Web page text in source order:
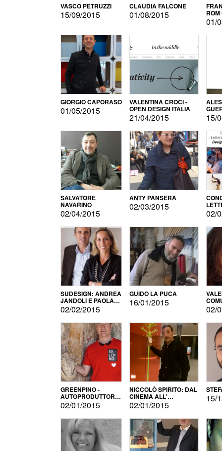
VASCO PETRUZZI
15/09/2015
CLAUDIA FALCONE
01/08/2015
01/
GIORGIO CAPORASO
01/05/2015
VALENTINA CROCI -
OPEN DESIGN ITALIA
21/04/2015 15/
SALVATORE
NAVARINO
02/04/2015
ANTY PANSERA
02/03/2015
02/
SUDESIGN: ANDREA
JANDOLI E PAOLA
PISAPIA
02/02/2015
GUIDO LA PUCA
16/01/2015
02/
GREENPINO -
AUTOPRODUTTORE
PER AMORE
02/01/2015
NICCOLÒ SPIRITO: DAL
CINEMA ALL'
AUTOPRODUZIONE
02/01/2015
15/